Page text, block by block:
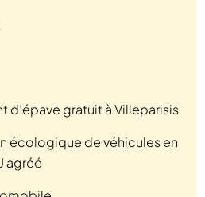
d’épave gratuit à Villeparisis
écologique de véhicules en
agréé